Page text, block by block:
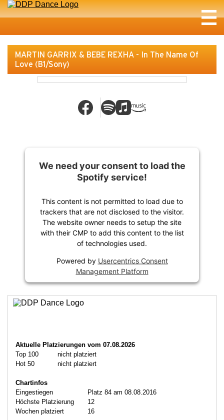
MARTIN GARRIX & BEBE REXHA - In The Name Of
Love (B1/Sony)
We need your consent to load the
Spotify service!
This content is not permitted to load due to
trackers that are not disclosed to the visitor.
The website owner needs to setup the site
with their CMP to add this content to the list
of technologies used.
Powered by Usercentrics Consent
Management Platform
Aktuelle Platzierungen vom 07.08.2026
Top 100
nicht platziert
Hot 50
nicht platziert
Chartinfos
Eingestiegen
Platz 84 am 08.08.2016
Höchste Platzierung
12
Wochen platziert
16